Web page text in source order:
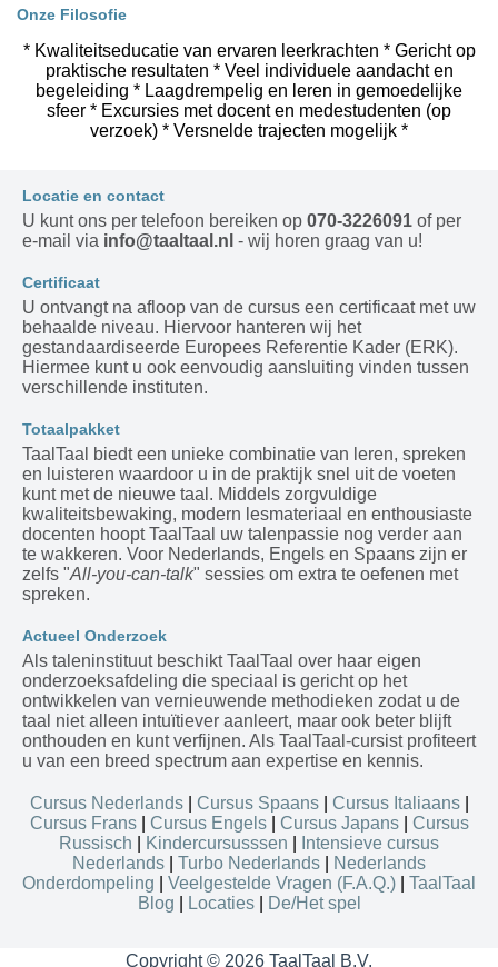
Copyright © 2026 TaalTaal B.V.
Onze Filosofie
* Kwaliteitseducatie van ervaren leerkrachten * Gericht op
praktische resultaten * Veel individuele aandacht en
begeleiding * Laagdrempelig en leren in gemoedelijke
sfeer * Excursies met docent en medestudenten (op
verzoek) * Versnelde trajecten mogelijk *
Locatie en contact
U kunt ons per telefoon bereiken op 070-3226091 of per
e-mail via info@taaltaal.nl - wij horen graag van u!
Certificaat
U ontvangt na afloop van de cursus een certificaat met uw
behaalde niveau. Hiervoor hanteren wij het
gestandaardiseerde Europees Referentie Kader (ERK).
Hiermee kunt u ook eenvoudig aansluiting vinden tussen
verschillende instituten.
Totaalpakket
TaalTaal biedt een unieke combinatie van leren, spreken
en luisteren waardoor u in de praktijk snel uit de voeten
kunt met de nieuwe taal. Middels zorgvuldige
kwaliteitsbewaking, modern lesmateriaal en enthousiaste
docenten hoopt TaalTaal uw talenpassie nog verder aan
te wakkeren. Voor Nederlands, Engels en Spaans zijn er
zelfs "All-you-can-talk" sessies om extra te oefenen met
spreken.
Actueel Onderzoek
Als taleninstituut beschikt TaalTaal over haar eigen
onderzoeksafdeling die speciaal is gericht op het
ontwikkelen van vernieuwende methodieken zodat u de
taal niet alleen intuïtiever aanleert, maar ook beter blijft
onthouden en kunt verfijnen. Als TaalTaal-cursist profiteert
u van een breed spectrum aan expertise en kennis.
Cursus Nederlands| Cursus Spaans| Cursus Italiaans|
Cursus Frans| Cursus Engels| Cursus Japans| Cursus
Russisch
Kindercursusssen
Intensieve cursus
Nederlands
Turbo Nederlands
Nederlands
Onderdompeling
Veelgestelde Vragen (F.A.Q.)
TaalTaal
Blog
Locaties| De/Het spel